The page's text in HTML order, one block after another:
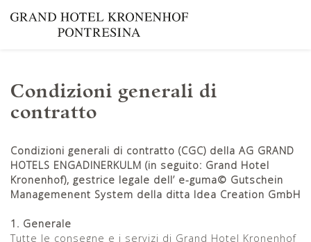
Condizioni generali di
contratto
Condizioni generali di contratto (CGC) della AG GRAND
HOTELS ENGADINERKULM (in seguito: Grand Hotel
Kronenhof), gestrice legale dell’ e-guma© Gutschein
Managemenent System della ditta Idea Creation GmbH
1. Generale
Tutte le consegne e i servizi di Grand Hotel Kronenhof